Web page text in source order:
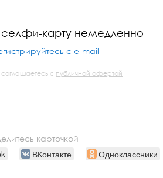
селфи-карту немедленно
с e-mail
соглашаетесь с публичной офертой
карточкой
ВКонтакте Одноклассники